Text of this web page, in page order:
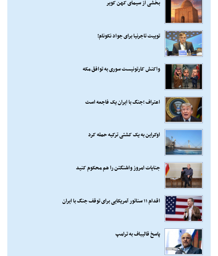
بخشی از سیمای کهن کویر
توییت تاجرنیا برای جواد نکونام!
واکنش کارتونیست سوری به توافق مکه
اعتراف ؛جنگ با ایران یک فاجعه است
اوکراین به یک کشتی ترکیه حمله کرد
جنایات امروز واشنگتن را هم محکوم کنید
اقدام ۱۱ سناتور آمریکایی برای توقف جنگ با ایران
پاسخ قالیباف به ترامپ